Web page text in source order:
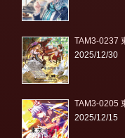
TAM3-0237
2025/12/30
TAM3-0205
2025/12/15